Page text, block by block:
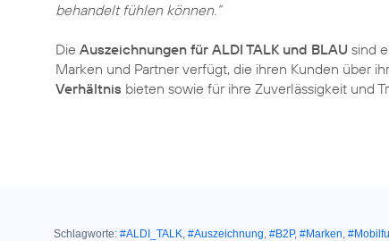
behandelt fühlen können.“
Die Auszeichnungen für ALDI TALK und BLAU sind
Marken und Partner verfügt, die ihren Kunden über
Verhältnis bieten sowie für ihre Zuverlässigkeit und
Schlagworte: #ALDI_TALK, #Auszeichnung, #B2P, #Marken,